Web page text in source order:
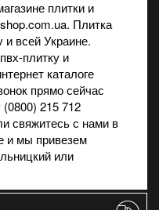
плитки и
Плитка
и всей Украине.
пвх-плитку и
каталоге
прямо сейчас
215 712
свяжитесь с нами в
и мы привезем
или